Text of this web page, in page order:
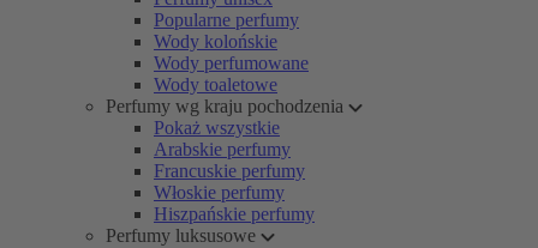
Popularne perfumy
Wody kolońskie
Wody perfumowane
Wody toaletowe
Perfumy wg kraju pochodzenia
Pokaż wszystkie
Arabskie perfumy
Francuskie perfumy
Włoskie perfumy
Hiszpańskie perfumy
Perfumy luksusowe